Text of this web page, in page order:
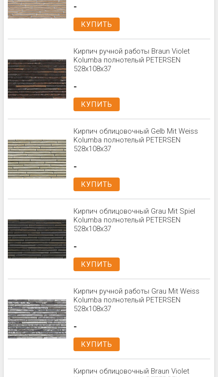
-
КУПИТЬ
Кирпич ручной работы Braun Violet
Kolumba полнотелый PETERSEN
528x108x37
-
КУПИТЬ
Кирпич облицовочный Gelb Mit Weiss
Kolumba полнотелый PETERSEN
528x108x37
-
КУПИТЬ
Кирпич облицовочный Grau Mit Spiel
Kolumba полнотелый PETERSEN
528x108x37
-
КУПИТЬ
Кирпич ручной работы Grau Mit Weiss
Kolumba полнотелый PETERSEN
528x108x37
-
КУПИТЬ
Кирпич облицовочный Braun Violet